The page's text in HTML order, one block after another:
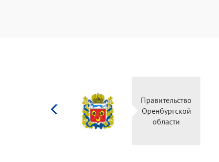
Министерство
культуры
Российской
федерации